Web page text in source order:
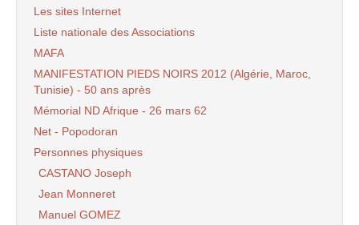
Les sites Internet
Liste nationale des Associations
MAFA
MANIFESTATION PIEDS NOIRS 2012 (Algérie, Maroc,
Tunisie) - 50 ans après
Mémorial ND Afrique - 26 mars 62
Net - Popodoran
Personnes physiques
CASTANO Joseph
Jean Monneret
Manuel GOMEZ